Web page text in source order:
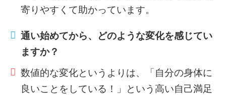
寄りやすくて助かっています。
通い始めてから、どのような変化を感じてい
ますか？
数値的な変化というよりは、「自分の身体に
良いことをしている！」という高い自己満足